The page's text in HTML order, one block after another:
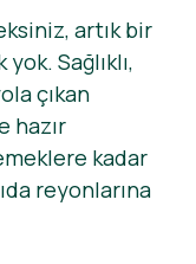
artık bir
Sağlıklı,
çıkan
hazır
kadar
reyonlarına